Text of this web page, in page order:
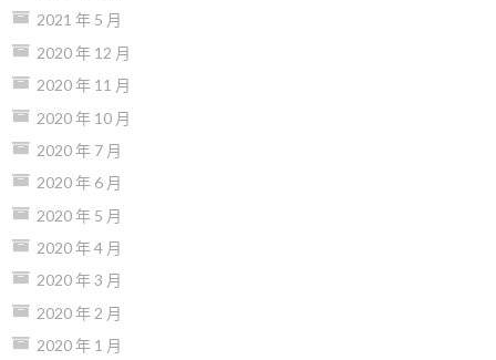
2021 年 5 月
2020 年 12 月
2020 年 11 月
2020 年 10 月
2020 年 7 月
2020 年 6 月
2020 年 5 月
2020 年 4 月
2020 年 3 月
2020 年 2 月
2020 年 1 月